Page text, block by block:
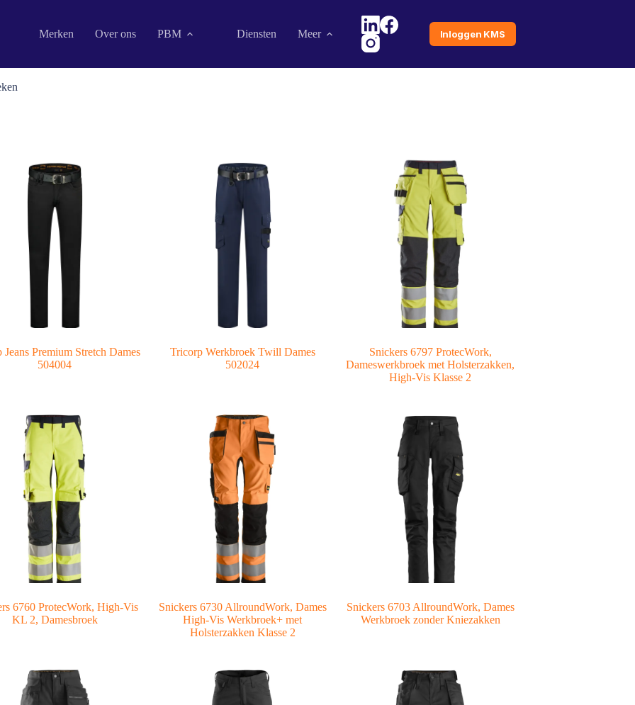
Merken Over ons PBM Diensten Meer Inloggen KMS
Jeans Premium Stretch Dames
504004
Tricorp Werkbroek Twill Dames
502024
Snickers 6797 ProtecWork,
Dameswerkbroek met Holsterzakken,
High-Vis Klasse 2
6760 ProtecWork, High-Vis
KL 2, Damesbroek
Snickers 6730 AllroundWork, Dames
High-Vis Werkbroek+ met
Holsterzakken Klasse 2
Snickers 6703 AllroundWork, Dames
Werkbroek zonder Kniezakken